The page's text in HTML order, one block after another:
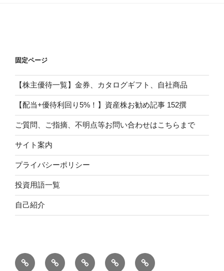
固定ページ
【株主優待一覧】金券、カタログギフト、自社商品
【配当+優待利回り5%！】資産株お勧め記事 152撰
ご質問、ご指摘、不明点等お問い合わせはこちらまで
サイト案内
プライバシーポリシー
投資用語一覧
自己紹介
自
サ
投
プ
【配